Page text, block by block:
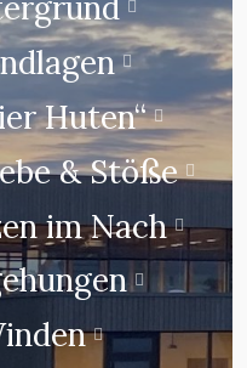
Huten“
& Stöße
im Nach